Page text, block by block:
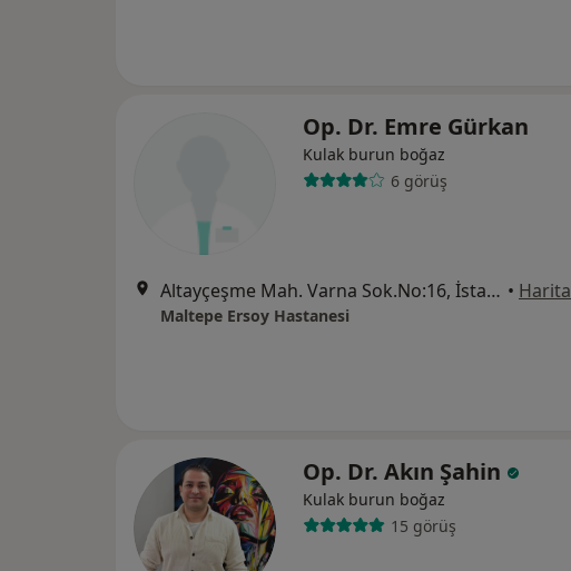
Op. Dr. Emre Gürkan
Kulak burun boğaz
6 görüş
Altayçeşme Mah. Varna Sok.No:16, İstanbul • Harita
Maltepe Ersoy Hastanesi
Op. Dr. Akın Şahin
Kulak burun boğaz
15 görüş